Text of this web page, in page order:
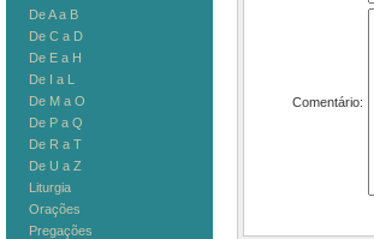
De A a B
De C a D
De E a H
De I a L
De M a O
De P a Q
De R a T
De U a Z
Liturgia
Orações
Pregações
Comentário: